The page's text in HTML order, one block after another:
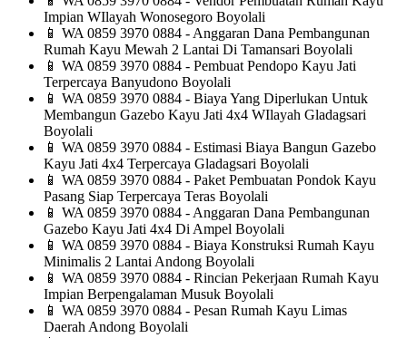
Impian WIlayah Wonosegoro Boyolali
📱 WA 0859 3970 0884 - Anggaran Dana Pembangunan
Rumah Kayu Mewah 2 Lantai Di Tamansari Boyolali
📱 WA 0859 3970 0884 - Pembuat Pendopo Kayu Jati
Terpercaya Banyudono Boyolali
📱 WA 0859 3970 0884 - Biaya Yang Diperlukan Untuk
Membangun Gazebo Kayu Jati 4x4 WIlayah Gladagsari
Boyolali
📱 WA 0859 3970 0884 - Estimasi Biaya Bangun Gazebo
Kayu Jati 4x4 Terpercaya Gladagsari Boyolali
📱 WA 0859 3970 0884 - Paket Pembuatan Pondok Kayu
Pasang Siap Terpercaya Teras Boyolali
📱 WA 0859 3970 0884 - Anggaran Dana Pembangunan
Gazebo Kayu Jati 4x4 Di Ampel Boyolali
📱 WA 0859 3970 0884 - Biaya Konstruksi Rumah Kayu
Minimalis 2 Lantai Andong Boyolali
📱 WA 0859 3970 0884 - Rincian Pekerjaan Rumah Kayu
Impian Berpengalaman Musuk Boyolali
📱 WA 0859 3970 0884 - Pesan Rumah Kayu Limas
Daerah Andong Boyolali